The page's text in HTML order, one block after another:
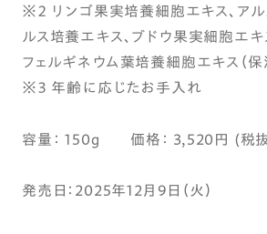
※２ リンゴ果実培養細胞エキス、アル
ルス培養エキス、ブドウ果実細胞エキ
フェルギネウム葉培養細胞エキス（保
※３ 年齢に応じたお手入れ
容量： 150g 価格： 3,520円 (税
発売日：2025年12月9日（火）